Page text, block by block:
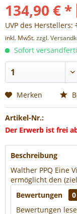
134,90 € *
UVP des Herstellers:
inkl. MwSt.zzgl.
Sofort
Merken
Artikel-Nr.:
Der Erwerb ist frei
Beschreibung
Walther PPQ Eine
ermöglicht den
Bewertungen
0
Bewertungen